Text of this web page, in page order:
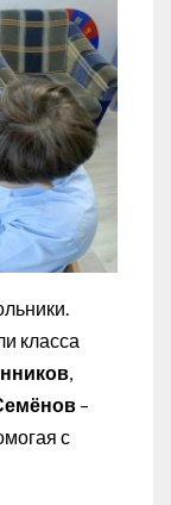
класса
,
–
с